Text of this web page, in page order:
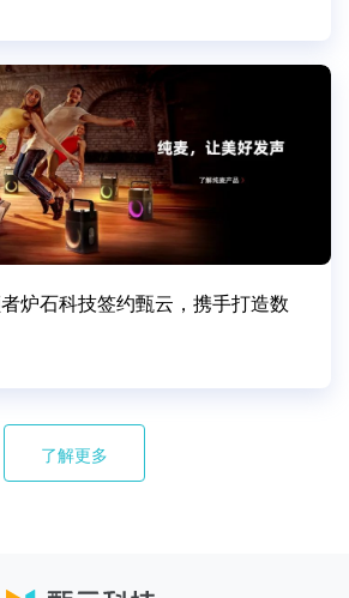
炉石科技签约甄云，携手打造数
了解更多